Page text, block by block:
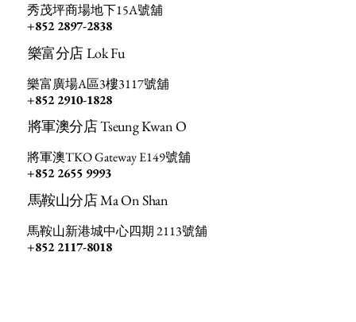
秀茂坪商場地下15A號舖
​+852 2897-2838
樂富分店 Lok Fu
樂富廣場A區3樓3117號舖
+852 2910-1828
將軍澳分店 Tseung Kwan O
將軍澳TKO Gateway E149號舖
+852 2655 9993
馬鞍山分店 Ma On Shan
馬鞍山新港城中心四期 2113號舖
+852 2117-8018